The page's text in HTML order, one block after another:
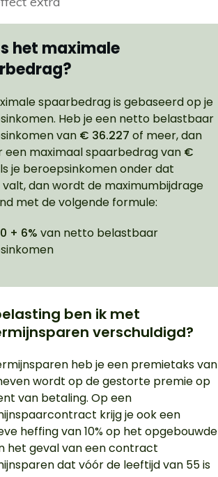
het maximale
spaarbedrag is gebaseerd op je
Heb je een netto belastbaar
van € 36.227 of meer, dan
een maximaal spaarbedrag van €
je beroepsinkomen onder dat
dan wordt de maximumbijdrage
met de volgende formule:
+ 6% van netto belastbaar
ben ik met
verschuldigd?
heb je een premietaks van
wordt op de gestorte premie op
van betaling. Op een
krijg je ook een
heffing van 10% op het opgebouwde
het geval van een contract
dat vóór de leeftijd van 55 is